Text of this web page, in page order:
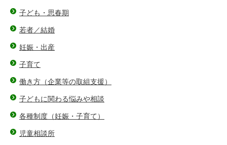
子ども・思春期
若者／結婚
妊娠・出産
子育て
働き方（企業等の取組支援）
子どもに関わる悩みや相談
各種制度（妊娠・子育て）
児童相談所